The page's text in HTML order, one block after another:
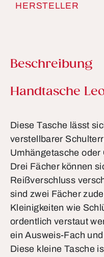
HERSTELLER
Beschreibung
Handtasche
Diese Tasche lässt
verstellbarer
Umhängetasche
Drei Fächer können
Reißverschluss
sind zwei Fächer
Kleinigkeiten wie
ordentlich verstaut
ein Ausweis-Fach
Diese kleine Tasche